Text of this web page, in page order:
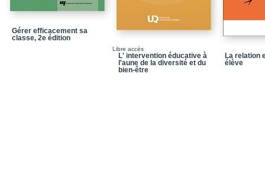
Gérer efficacement sa
classe, 2e édition
Libre accès
L' intervention éducative à
l'aune de la diversité et du
bien-être
La relation
élève